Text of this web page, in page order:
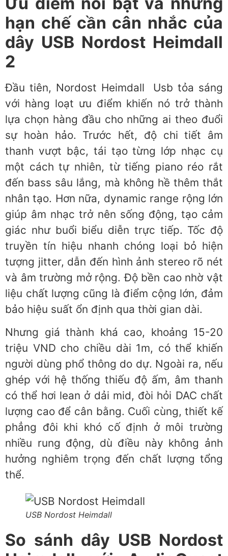
hạn chế cần cân nhắc của
dây USB Nordost Heimdall
2
Đầu tiên, Nordost Heimdall Usb tỏa sáng
với hàng loạt ưu điểm khiến nó trở thành
lựa chọn hàng đầu cho những ai theo đuổi
sự hoàn hảo. Trước hết, độ chi tiết âm
thanh vượt bậc, tái tạo từng lớp nhạc cụ
một cách tự nhiên, từ tiếng piano réo rắt
đến bass sâu lắng, mà không hề thêm thắt
nhân tạo. Hơn nữa, dynamic range rộng lớn
giúp âm nhạc trở nên sống động, tạo cảm
giác như buổi biểu diễn trực tiếp. Tốc độ
truyền tín hiệu nhanh chóng loại bỏ hiện
tượng jitter, dẫn đến hình ảnh stereo rõ nét
và âm trường mở rộng. Độ bền cao nhờ vật
liệu chất lượng cũng là điểm cộng lớn, đảm
bảo hiệu suất ổn định qua thời gian dài.
Nhưng giá thành khá cao, khoảng 15-20
triệu VND cho chiều dài 1m, có thể khiến
người dùng phổ thông do dự. Ngoài ra, nếu
ghép với hệ thống thiếu độ ấm, âm thanh
có thể hơi lean ở dải mid, đòi hỏi DAC chất
lượng cao để cân bằng. Cuối cùng, thiết kế
phẳng đôi khi khó cố định ở môi trường
nhiều rung động, dù điều này không ảnh
hưởng nghiêm trọng đến chất lượng tổng
thể.
USB Nordost Heimdall
So sánh dây USB Nordost